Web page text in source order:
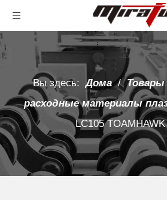
Вы здесь: Дома / Товары
расходные материалы
LC105